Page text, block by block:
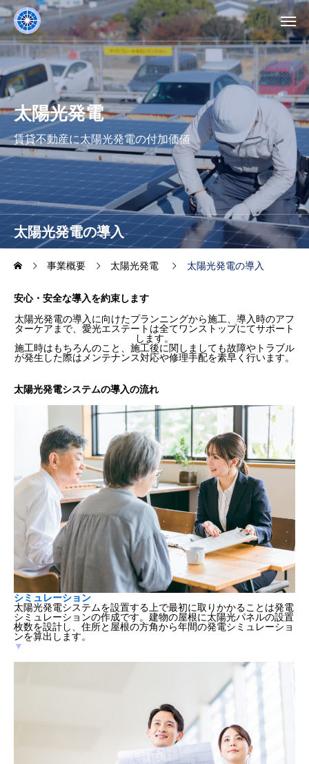
太陽光発電の導入
太陽光発電
賃貸不動産に太陽光発電の付加価値
事業概要 太陽光発電 太陽光発電の導入
安心・安全な導入を約束します
太陽光発電の導入に向けたプランニングから施工、導入時のアフ
ターケアまで、愛光エステートは全てワンストップにてサポート
します。
施工時はもちろんのこと、施工後に関しましても故障やトラブル
が発生した際はメンテナンス対応や修理手配を素早く行います。
太陽光発電システムの導入の流れ
シミュレーション
太陽光発電システムを設置する上で最初に取りかかることは発電
シミュレーションの作成です。建物の屋根に太陽光パネルの設置
枚数を設計し、住所と屋根の方角から年間の発電シミュレーショ
ンを算出します。
▼